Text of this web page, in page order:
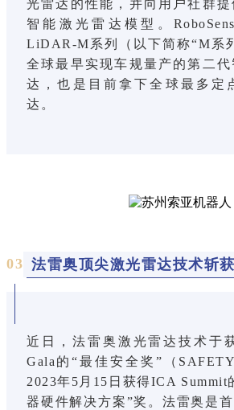
光雷达的性能，并向用户社群
智能激光雷达模型。
LiDAR-M系列（以下简称“M系
全球最早实现车规量产的第二
达，也是目前拿下全球最多定
达。
03 法雷奥顶尖激光雷达技术斩
近日，法雷奥激光雷达技术于
Gala的“最佳安全奖”（
2023年5月15日获得ICA Summit
器硬件解决方案”奖。法雷奥是